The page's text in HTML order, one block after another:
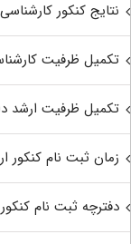
نتایج کنکور کارشناسی
تکمیل ظرفیت کارشناسی
تکمیل ظرفیت ارشد
زمان ثبت نام کنکور ارشد
دفترچه ثبت نام کنکور